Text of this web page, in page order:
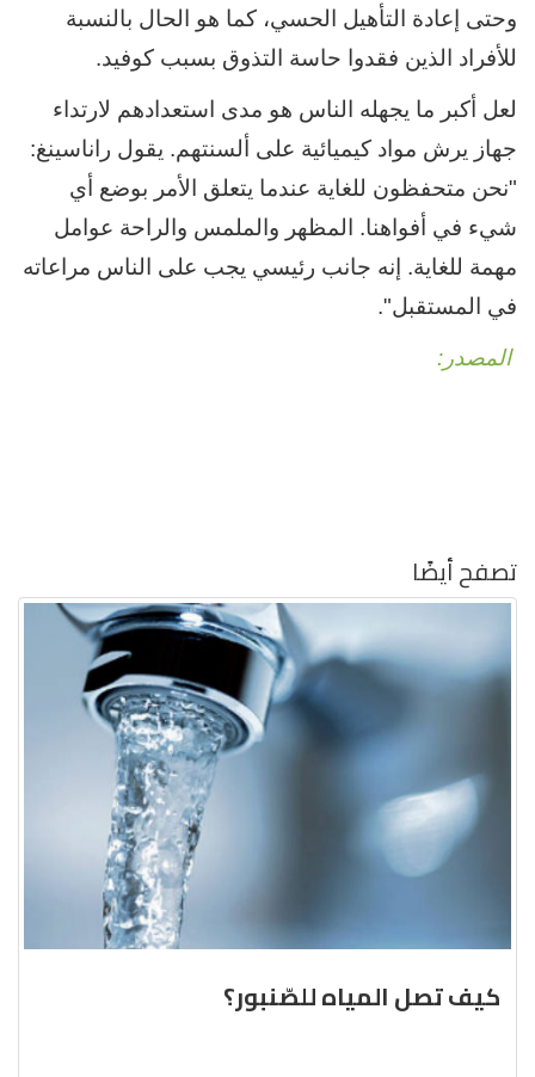
وحتى إعادة التأهيل الحسي، كما هو الحال بالنسبة
للأفراد الذين فقدوا حاسة التذوق بسبب كوفيد.
لعل أكبر ما يجهله الناس هو مدى استعدادهم لارتداء
جهاز يرش مواد كيميائية على ألسنتهم. يقول راناسينغ:
"نحن متحفظون للغاية عندما يتعلق الأمر بوضع أي
شيء في أفواهنا. المظهر والملمس والراحة عوامل
مهمة للغاية. إنه جانب رئيسي يجب على الناس مراعاته
في المستقبل".
المصدر:
تصفح أيضًا
كيف تصل المياه للصّنبور؟